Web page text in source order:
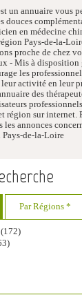
un annuaire vous
douces
en médecine
Pays-de-la-
proche de chez
- Mis à disposition
les
activité en leur
des
région sur internet.
les annonces
Pays-de-la-Loire
Par Régions *
(172)